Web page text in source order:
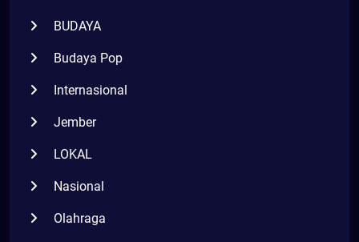
BUDAYA
Budaya Pop
Internasional
Jember
LOKAL
Nasional
Olahraga